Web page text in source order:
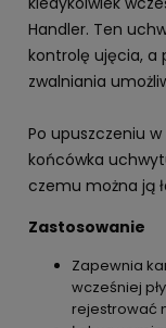
Handler. Ten
kontrolę ujęcia, a
zwalniania
Po upuszczeniu
końcówka
czemu można ją
Zastosowanie
Zapewnia
wcześniej
rejestrować